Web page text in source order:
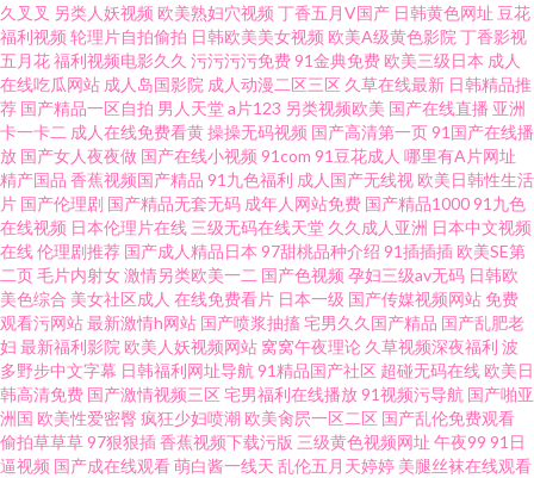
四虎影库网站 国产99在线精品 91狼友在线播放 人人奸交 超碰人人妻 亚洲小
说网 福利社试看 91黑丝超大胸色色入口 老司机手机AB在线 91制片天麻传媒
91蝌蚪色情 操逼福利网 在线视频自拍毛片 后入丰满 91超碰天堂 蜜桃视频91
91免费观看免 蜜桃TV性爱视频 91麻豆传媒国产大片 男人天堂ay 91网业链接
青草社区 91网站在线免费下载 青草原视频 91天堂在线 人妻无玛 91伊人橘子
人人插人人AV网 91写真福利 91n在线看 老湿机导航 92视频国产 日韩一二三
AV 岛国av免费电影导航 亚洲色8P 国产精品久久! 91AV国产青娱乐
久叉叉 另类人妖视频 欧美熟妇穴视频 丁香五月V国产 日韩黄色网址 豆花
福利视频 轮理片自拍偷拍 日韩欧美美女视频 欧美A级黄色影院 丁香影视
五月花福利视频电影久久 污污污污免费91金典免费 欧美三级日本 成人
在线吃瓜网站 成人岛国影院 成人动漫二区三区 久草在线最新 日韩精品推
荐 国产精品一区自拍 男人天堂a片123 另类视频欧美 国产在线直播 亚洲
卡一卡二 成人在线免费看黄操操无码视频 国产高清第一页91国产在线播
放 国产女人夜夜做 国产在线小视频 91com 91豆花成人 哪里有A片网址
精产国品 香蕉视频国产精品 91九色福利 成人国产无线视 欧美日韩性生活
片 国产伦理剧 国产精品无套无码 成年人网站免费 国产精品100091九色
在线视频 日本伦理片在线 三级无码在线天堂 久久成人亚洲 日本中文视频
在线伦理剧推荐 国产成人精品日本 97甜桃品种介绍 91插插插 欧美SE第
二页毛片内射女激情另类欧美一二 国产色视频 孕妇三级av无码 日韩欧
美色综合 美女社区成人 在线免费看片 日本一级 国产传媒视频网站 免费
观看污网站最新激情h网站 国产喷浆抽搐宅男久久国产精品 国产乱肥老
妇 最新福利影院 欧美人妖视频网站 窝窝午夜理论 久草视频深夜福利 波
多野步中文字幕 日韩福利网址导航 91精品国产社区 超碰无码在线 欧美日
韩高清免费 国产激情视频三区 宅男福利在线播放91视频污导航 国产啪亚
洲国 欧美性爱密臀 疯狂少妇喷潮 欧美肏屄一区二区 国产乱伦免费观看
偷拍草草草97狠狠插香蕉视频下载污版 三级黄色视频网址 午夜99 91日
逼视频 国产成在线观看萌白酱一线天 乱伦五月天婷婷 美腿丝袜在线观看